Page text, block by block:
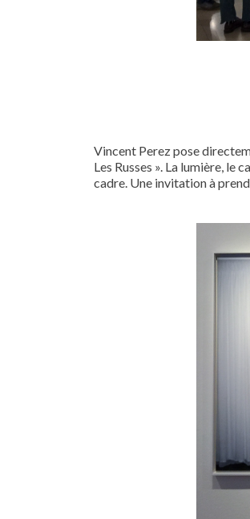
Vincent Perez pose
Les Russes ». La lumière, le
cadre. Une invitation à